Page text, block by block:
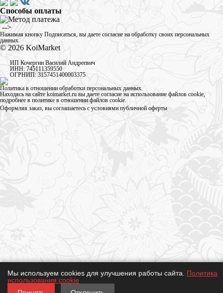
Способы оплаты
​ -->
Нажимая кнопку Подписаться, вы даете согласие на обработку своих персональных
данных.
© 2026 KoiMarket
ИП Кочергин Василий Андреевич
ИНН: 745111359550
ОГРНИП: 3157451400003375
Политика в отношении обработки персональных данных
Находясь на сайте koimarket.ru вы даете согласие на использование файлов cookie,
подробнее в политике в отношении файлов cookie
Оформляя заказ, вы соглашаетесь с условиями публичной оферты
Мы используем cookies для улучшения работы сайта. Политика
использования cookie